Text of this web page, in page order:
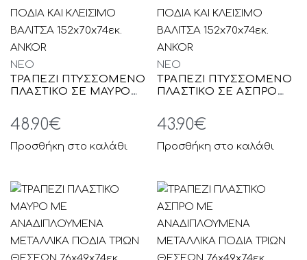
3
4
Ταξινόμηση:
Τελευταία
NEO
ΤΡΑΠΕΖΙ ΠΤΥΣΣΟΜΕΝΟ
ΠΛΑΣΤΙΚΟ ΣΕ ΜΑΥΡΟ
ΠΟΔΙΑ ΚΑΙ ΚΛΕΙΣΙΜΟ
ΒΑΛΙΤΣΑ 152x70x74εκ.
ANKOR
48.90€
Προσθήκη στο καλάθι
NEO
ΤΡΑΠΕΖΙ ΠΤΥΣΣΟΜΕΝΟ
ΠΛΑΣΤΙΚΟ ΣΕ ΑΣΠΡΟ
ΠΟΔΙΑ ΚΑΙ ΚΛΕΙΣΙΜΟ
ΒΑΛΙΤΣΑ 152x70x74εκ.
ANKOR
43.90€
Προσθήκη στο καλάθι